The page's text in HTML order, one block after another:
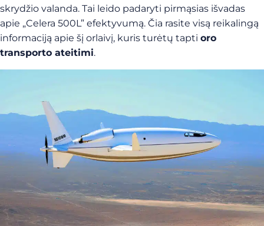
skrydžio valanda. Tai leido padaryti pirmąsias išvadas
apie „Celera 500L” efektyvumą. Čia rasite visą reikalingą
informaciją apie šį orlaivį, kuris turėtų tapti oro
transporto ateitimi.